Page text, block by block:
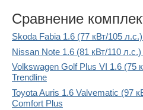
Сравнение
Skoda Fabia 1.6 (77 кВт/105
Nissan Note 1.6 (81 кВт/110
Volkswagen Golf Plus VI 1.6 (75
Trendline
Toyota Auris 1.6 Valvematic (97
Comfort Plus